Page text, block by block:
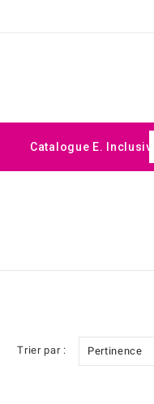
Catalogue E. Inclusive
Trier par : Pertinence